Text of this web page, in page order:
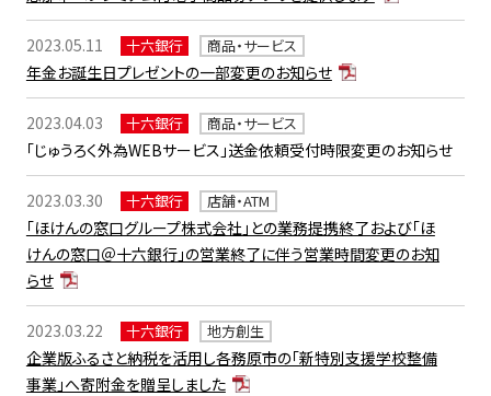
2023.05.11 十六銀行 商品・サービス
年金お誕生日プレゼントの一部変更のお知らせ
2023.04.03 十六銀行 商品・サービス
「じゅうろく外為WEBサービス」送金依頼受付時限変更のお知らせ
2023.03.30 十六銀行 店舗・ATM
「ほけんの窓口グループ株式会社」との業務提携終了および「ほ
けんの窓口＠十六銀行」の営業終了に伴う営業時間変更のお知
らせ
2023.03.22 十六銀行 地方創生
企業版ふるさと納税を活用し各務原市の「新特別支援学校整備
事業」へ寄附金を贈呈しました